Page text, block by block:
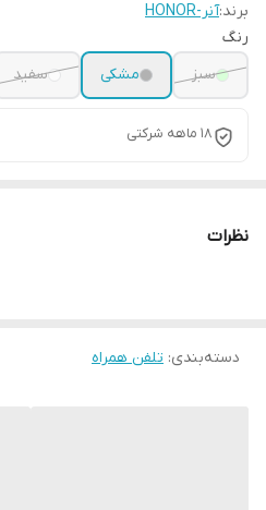
برند:آنر-HONOR
رنگ
سبز
مشکی سفید
18 ماهه شرکتی
نظرات
دسته‌بندی: تلفن همراه